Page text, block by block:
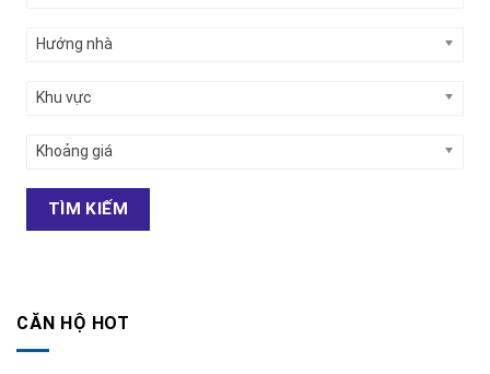
Hướng nhà
Khu vực
Khoảng giá
TÌM KIẾM
CĂN HỘ HOT